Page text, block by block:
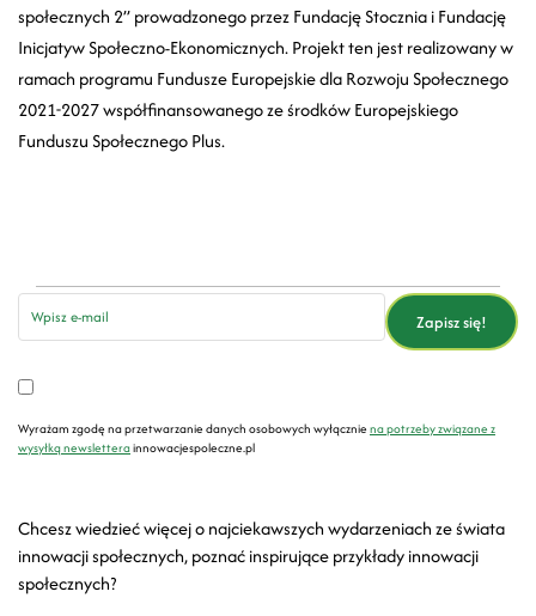
społecznych 2” prowadzonego przez Fundację Stocznia i Fundację
Inicjatyw Społeczno-Ekonomicznych. Projekt ten jest realizowany w
ramach programu Fundusze Europejskie dla Rozwoju Społecznego
2021-2027 współfinansowanego ze środków Europejskiego
Funduszu Społecznego Plus.
email
Zapisz się!
Wyrażam zgodę na przetwarzanie danych osobowych wyłączniena potrzeby związane z
wysyłką newsletterainnowacjespoleczne.pl
Chcesz wiedzieć więcej o najciekawszych wydarzeniach ze świata
innowacji społecznych, poznać inspirujące przykłady innowacji
społecznych?